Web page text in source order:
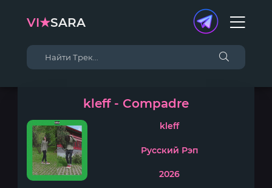
VI★SARA
kleff - Compadre
kleff
Русский Рэп
2026